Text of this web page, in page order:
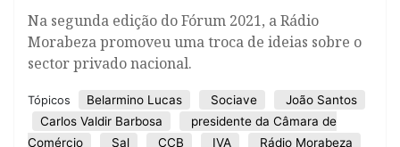
Na segunda edição do Fórum 2021, a Rádio
Morabeza promoveu uma troca de ideias sobre o
sector privado nacional.
Tópicos Belarmino Lucas Sociave
João Santos
Carlos Valdir Barbosa
presidente da Câmara de
Comércio
Sal CCB IVA Rádio Morabeza